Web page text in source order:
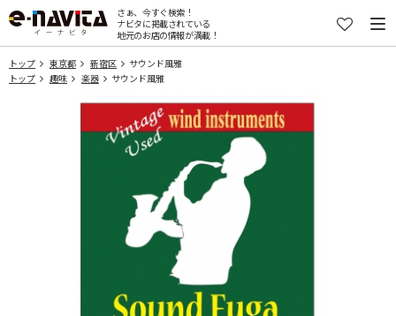
さぁ、今すぐ検索！
ナビタに掲載されている
地元のお店の情報が満載！
トップ 東京都 新宿区
サウンド風雅
トップ
趣味 楽器 サウンド風雅